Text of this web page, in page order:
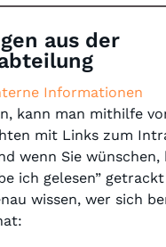
aus der
Informationen
kann man mithilfe
mit Links zum
wenn Sie wünschen,
ich gelesen”
wissen, wer sich